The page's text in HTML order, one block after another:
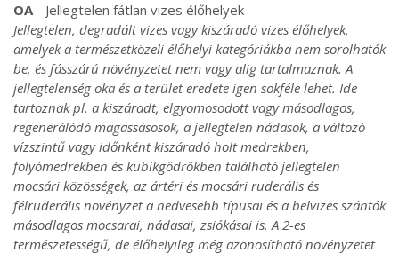
OA- Jellegtelen fátlan vizes élőhelyek
Jellegtelen, degradált vizes vagy kiszáradó vizes élőhelyek,
amelyek a természetközeli élőhelyi kategóriákba nem sorolhatók
be, és fásszárú növényzetet nem vagy alig tartalmaznak. A
jellegtelenség oka és a terület eredete igen sokféle lehet. Ide
tartoznak pl. a kiszáradt, elgyomosodott vagy másodlagos,
regenerálódó magassásosok, a jellegtelen nádasok, a változó
vízszintű vagy időnként kiszáradó holt medrekben,
folyómedrekben és kubikgödrökben található jellegtelen
mocsári közösségek, az ártéri és mocsári ruderális és
félruderális növényzet a nedvesebb típusai és a belvizes szántók
másodlagos mocsarai, nádasai, zsiókásai is. A 2-es
természetességű, de élőhelyileg még azonosítható növényzetet